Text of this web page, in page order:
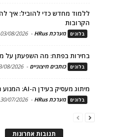
ללמוד מחדש כדי להוביל: איך
הקרובות
בלוגים מערכת HRus -
03/08/2026
בחירות בפתח: מה השפעתן על
בלוגים כותבים חיצוניים -
08/2026
מיתוג מעסיק בעידן ה-AI: המנוע הכלכלי של גיוס ושימור טלנטים
בלוגים מערכת HRus -
30/07/2026
תגובות אחרונות